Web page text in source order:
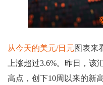
从今天的美元/日元图表来
上涨超过3.6%。昨日，该
高点，创下10周以来的新高